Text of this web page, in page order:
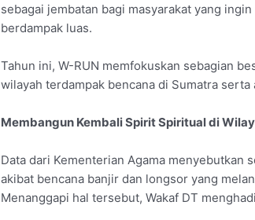
sebagai jembatan bagi masyarakat yang
berdampak luas.
Tahun ini, W-RUN memfokuskan sebagian
wilayah terdampak bencana di Sumatra serta
Membangun Kembali Spirit Spiritual di
Data dari Kementerian Agama menyebutkan
akibat bencana banjir dan longsor yang
Menanggapi hal tersebut, Wakaf DT